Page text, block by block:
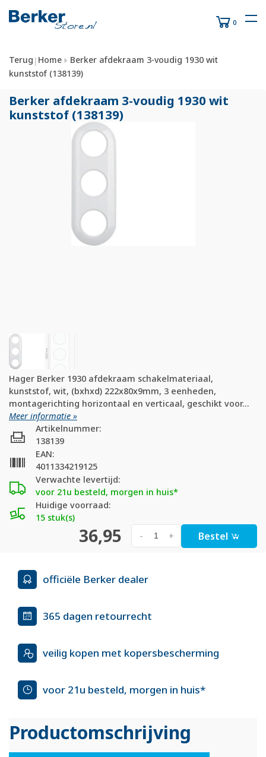
0
Terug | Home
Berker afdekraam 3-voudig 1930 wit
kunststof (138139)
Berker afdekraam 3-voudig 1930 wit
kunststof (138139)
Hager Berker 1930 afdekraam schakelmateriaal,
kunststof, wit, (bxhxd) 222x80x9mm, 3 eenheden,
montagerichting horizontaal en verticaal, geschikt voor...
Meer informatie »
Verwachte levertijd:
voor 21u besteld, morgen in huis*
Huidige voorraad:
15 stuk(s)
Artikelnummer:
138139
EAN:
4011334219125
36,95 +
- Bestel
officiële Berker dealer
365 dagen retourrecht
veilig kopen met kopersbescherming
voor 21u besteld, morgen in huis*
Productomschrijving